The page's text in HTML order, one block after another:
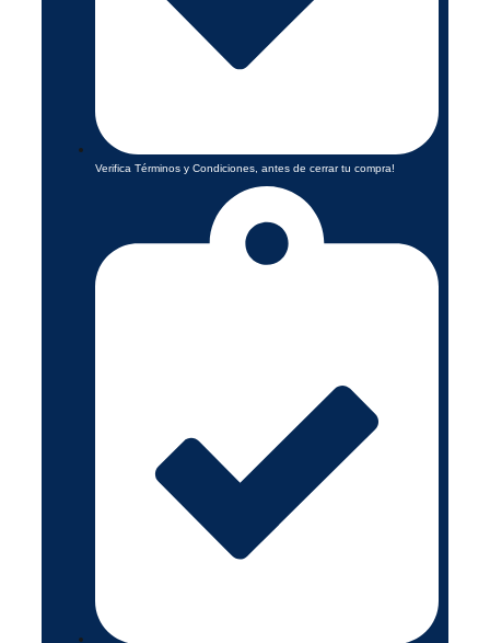
Verifica Términos y Condiciones, antes de cerrar tu compra!